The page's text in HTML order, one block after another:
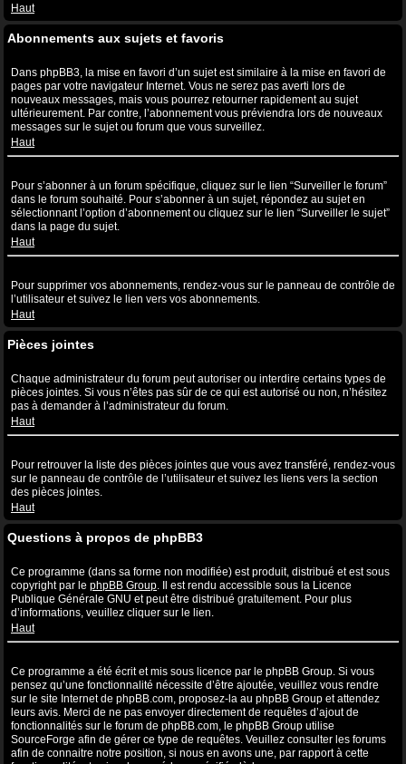
Haut
Abonnements aux sujets et favoris
Dans phpBB3, la mise en favori d’un sujet est similaire à la mise en favori de
pages par votre navigateur Internet. Vous ne serez pas averti lors de
nouveaux messages, mais vous pourrez retourner rapidement au sujet
ultérieurement. Par contre, l’abonnement vous préviendra lors de nouveaux
messages sur le sujet ou forum que vous surveillez.
Haut
Pour s’abonner à un forum spécifique, cliquez sur le lien “Surveiller le forum”
dans le forum souhaité. Pour s’abonner à un sujet, répondez au sujet en
sélectionnant l’option d’abonnement ou cliquez sur le lien “Surveiller le sujet”
dans la page du sujet.
Haut
Pour supprimer vos abonnements, rendez-vous sur le panneau de contrôle de
l’utilisateur et suivez le lien vers vos abonnements.
Haut
Pièces jointes
Chaque administrateur du forum peut autoriser ou interdire certains types de
pièces jointes. Si vous n’êtes pas sûr de ce qui est autorisé ou non, n’hésitez
pas à demander à l’administrateur du forum.
Haut
Pour retrouver la liste des pièces jointes que vous avez transféré, rendez-vous
sur le panneau de contrôle de l’utilisateur et suivez les liens vers la section
des pièces jointes.
Haut
Questions à propos de phpBB3
Ce programme (dans sa forme non modifiée) est produit, distribué et est sous
copyright par le phpBB Group. Il est rendu accessible sous la Licence
Publique Générale GNU et peut être distribué gratuitement. Pour plus
d’informations, veuillez cliquer sur le lien.
Haut
Ce programme a été écrit et mis sous licence par le phpBB Group. Si vous
pensez qu’une fonctionnalité nécessite d’être ajoutée, veuillez vous rendre
sur le site Internet de phpBB.com, proposez-la au phpBB Group et attendez
leurs avis. Merci de ne pas envoyer directement de requêtes d’ajout de
fonctionnalités sur le forum de phpBB.com, le phpBB Group utilise
SourceForge afin de gérer ce type de requêtes. Veuillez consulter les forums
afin de connaitre notre position, si nous en avons une, par rapport à cette